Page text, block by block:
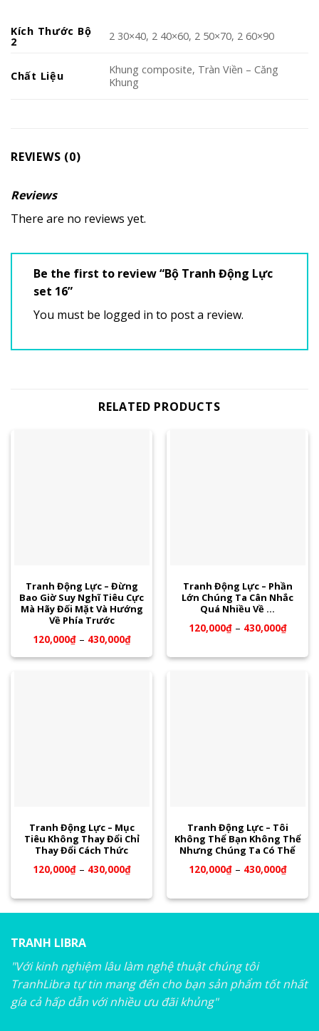
Kích Thước Bộ
2 2 30×40, 2 40×60, 2 50×70, 2 60×90
Chất Liệu
Khung composite, Tràn Viền – Căng
Khung
REVIEWS (0)
Reviews
There are no reviews yet.
Be the first to review “Bộ Tranh Động Lực
set 16”
You must be logged in to post a review.
RELATED PRODUCTS
Tranh Động Lực – Đừng
Bao Giờ Suy Nghĩ Tiêu Cực
Mà Hãy Đối Mặt Và Hướng
Về Phía Trước
120,000₫– 430,000₫
Tranh Động Lực – Phần
Lớn Chúng Ta Cân Nhắc
Quá Nhiều Về …
120,000₫– 430,000₫
Tranh Động Lực – Mục
Tiêu Không Thay Đổi Chỉ
Thay Đổi Cách Thức
120,000₫– 430,000₫
Tranh Động Lực – Tôi
Không Thể Bạn Không Thể
Nhưng Chúng Ta Có Thể
120,000₫– 430,000₫
TRANH LIBRA
"Với kinh nghiệm lâu làm nghệ thuật chúng tôi
TranhLibra tự tin mang đến cho bạn sản phẩm tốt nhất
gía cả hấp dẫn với nhiều ưu đãi khủng"